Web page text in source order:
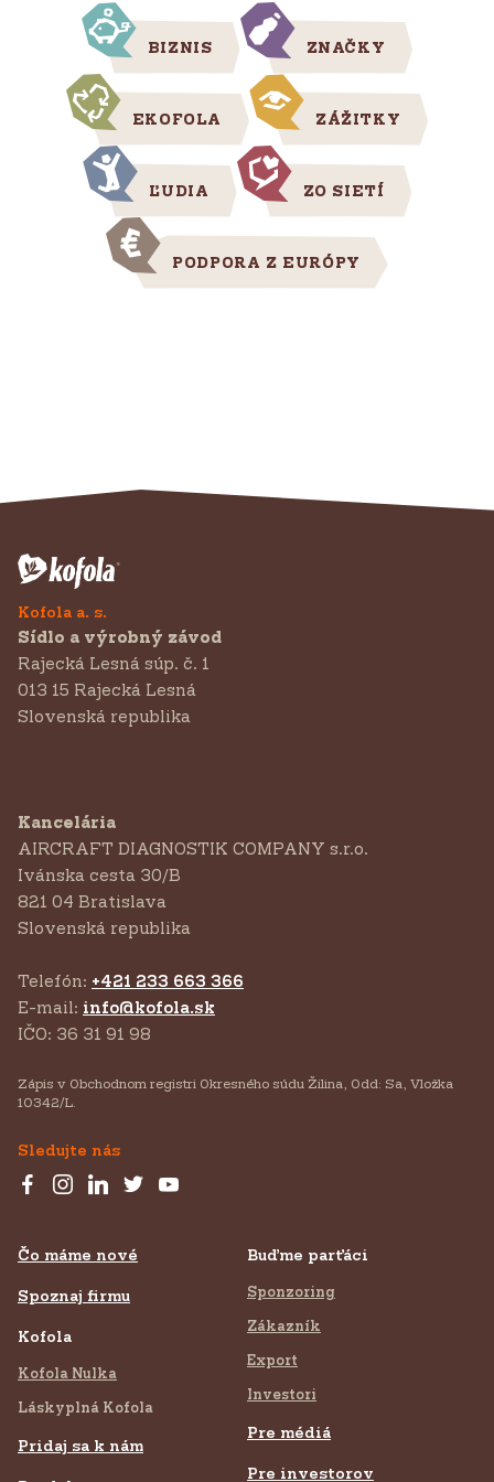
BIZNIS ZNAČKY
EKOFOLA ZÁŽITKY
ĽUDIA ZO SIETÍ
PODPORA Z EURÓPY
Kofola a. s.
Sídlo a výrobný závod
Rajecká Lesná súp. č. 1
013 15 Rajecká Lesná
Slovenská republika
Kancelária
AIRCRAFT DIAGNOSTIK COMPANY s.r.o.
‍Ivánska cesta 30/B
821 04 Bratislava
Slovenská republika
Telefón: +421 233 663 366
E-mail: info@kofola.sk
IČO: 36 31 91 98
Zápis v Obchodnom registri Okresného súdu Žilina, Odd: Sa, Vložka
10342/L.
Sledujte nás
Čo máme nové
Spoznaj firmu
Kofola
Kofola Nulka
Láskyplná Kofola
Pridaj sa k nám
Buďme parťáci
Sponzoring
Zákazník
Export
Investori
Pre médiá
Pre investorov